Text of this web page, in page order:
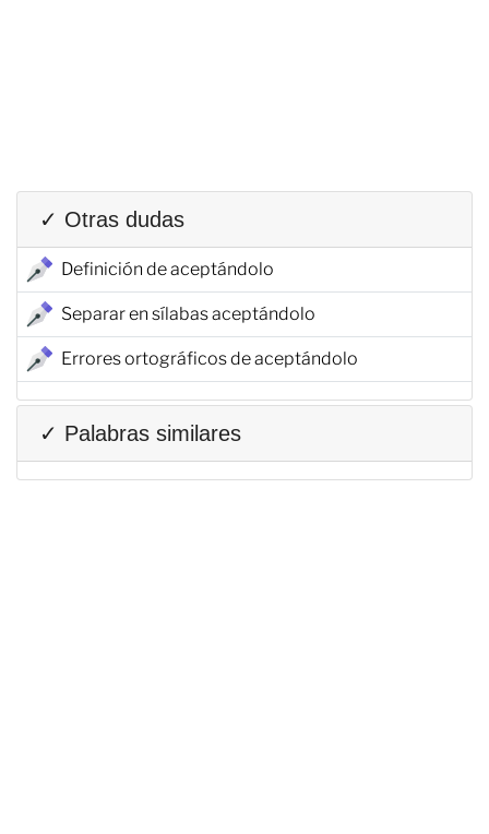
✓ Otras dudas
Definición de aceptándolo
Separar en sílabas aceptándolo
Errores ortográficos de aceptándolo
✓ Palabras similares